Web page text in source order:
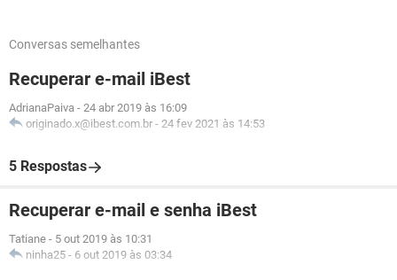
Conversas semelhantes
Recuperar e-mail iBest
AdrianaPaiva - 24 abr 2019 às 16:09
originado.x@ibest.com.br - 24 fev 2021 às 14:53
5 Respostas
Recuperar e-mail e senha iBest
Tatiane - 5 out 2019 às 10:31
ninha25 - 6 out 2019 às 03:34